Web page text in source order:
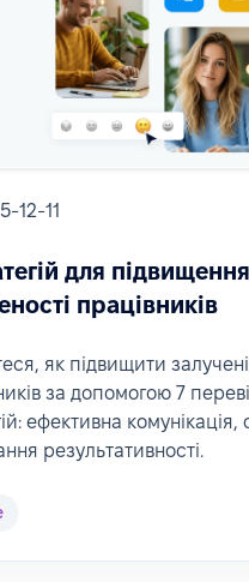
12-11
для підвищення
працівників
як підвищити
за допомогою 7
ефективна комунікація,
результативності.